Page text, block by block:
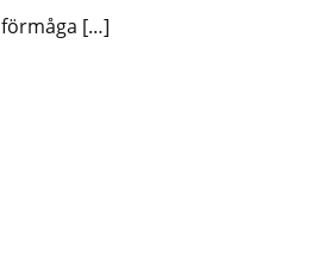
[…]